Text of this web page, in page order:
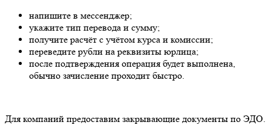
напишите в мессенджер;
укажите тип перевода и сумму;
получите расчёт с учётом курса и комиссии;
переведите рубли на реквизиты юрлица;
после подтверждения операция будет выполнена,
обычно зачисление проходит быстро.
Для компаний предоставим закрывающие документы по ЭДО.